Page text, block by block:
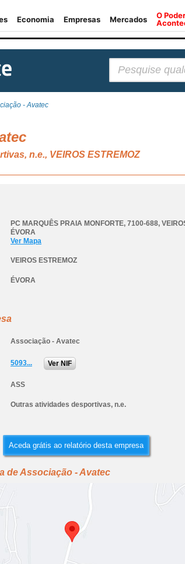
- Avatec
n.e., VEIROS ESTREMOZ
PC MARQUÊS PRAIA MONFORTE, 7100-688,
ÉVORA
Ver Mapa
VEIROS ESTREMOZ
ÉVORA
Associação - Avatec
5093... Ver NIF
ASS
Outras atividades desportivas, n.e.
Aceda grátis ao relatório desta empresa
de Associação - Avatec